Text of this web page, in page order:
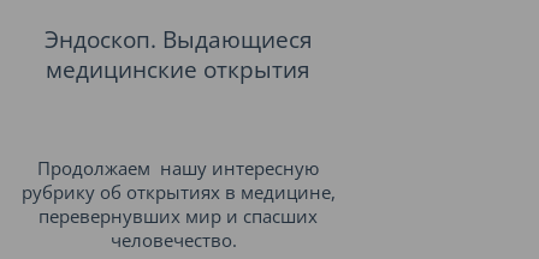
Эндоскоп. Выдающиеся
медицинские открытия
Продолжаем нашу интересную
рубрику об открытиях в медицине,
перевернувших мир и спасших
человечество.